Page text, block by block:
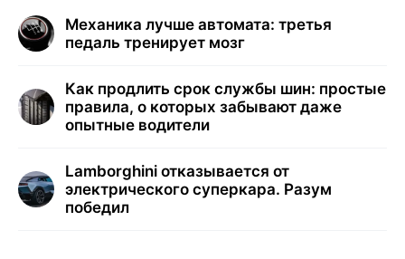
Механика лучше автомата: третья
педаль тренирует мозг
Как продлить срок службы шин: простые
правила, о которых забывают даже
опытные водители
Lamborghini отказывается от
электрического суперкара. Разум
победил